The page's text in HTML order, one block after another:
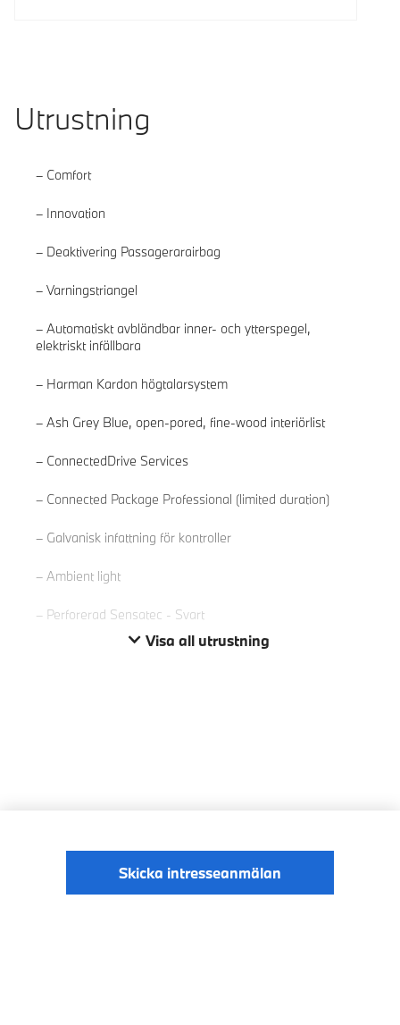
Utrustning
Comfort
Innovation
Deaktivering Passagerarairbag
Varningstriangel
Automatiskt avbländbar inner- och ytterspegel,
elektriskt infällbara
Harman Kardon högtalarsystem
Ash Grey Blue, open-pored, fine-wood interiörlist
ConnectedDrive Services
Connected Package Professional (limited duration)
Galvanisk infattning för kontroller
Ambient light
Perforerad Sensatec - Svart
Visa all utrustning
Läs mer
Skicka intresseanmälan